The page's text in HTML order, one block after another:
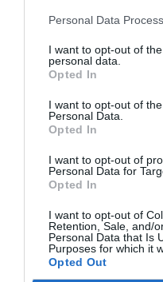
Personal Data
I want to opt-out of
personal data.
Opted In
I want to opt-out of
Personal Data.
Opted In
I want to opt-out of
Personal Data for
Opted In
I want to opt-out of
Retention, Sale, and/
Personal Data that Is
Purposes for which it
Opted Out
Deposito Bagagli
Portiere
Sala TV
Il ristorante gode di splendida
di pesce e anche un'ottima
La colazione a buffet viene
Servizi a
Bagno Turco
Cucina Dietetica
Cucina Tipica Locale
Escursioni
Lavanderia
Massaggi
convenzionato
Parcheggio Esterno su strada
Percorsi in bicicletta
Pranzo al sacco
Ricevimenti / Banchetti /
Caratteristiche
Camere Insonorizzate
Camere VIP
Dimora storica
Ristrutturato recentemente
Vista Panoramica